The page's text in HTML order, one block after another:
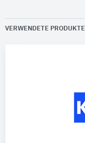
VERWENDETE PRODUKTE